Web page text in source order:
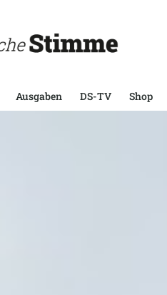
Ausgaben DS-TV Shop